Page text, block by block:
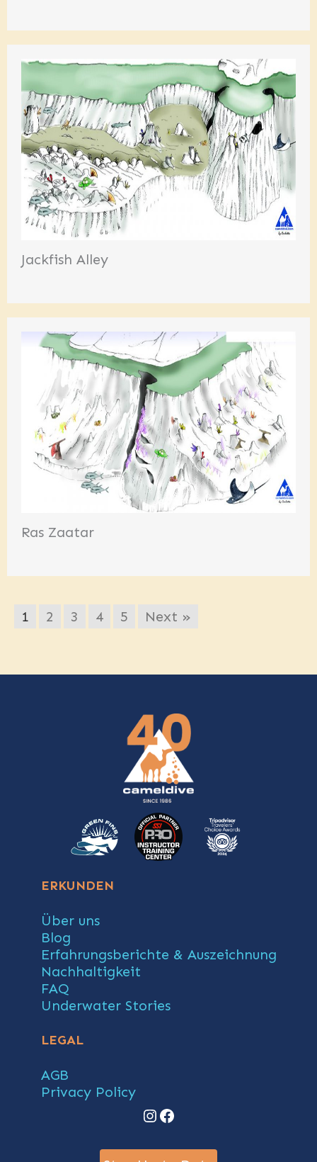
Jackfish Alley
Ras Zaatar
1 2 3 4 5 Next »
ERKUNDEN
Über uns
Blog
Erfahrungsberichte & Auszeichnung
Nachhaltigkeit
FAQ
Underwater Stories
LEGAL
AGB
Privacy Policy
Instagram
Facebook